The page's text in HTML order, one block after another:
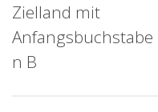
Zielland mit
Anfangsbuchstabe
n B